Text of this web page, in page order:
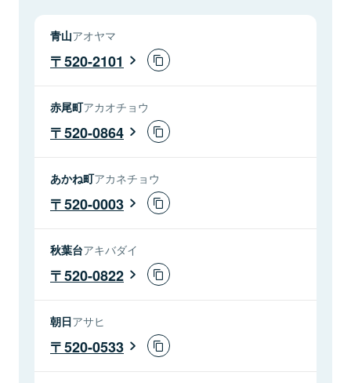
青山アオヤマ
520-2101
赤尾町アカオチョウ
520-0864
あかね町アカネチョウ
520-0003
秋葉台アキバダイ
520-0822
朝日アサヒ
520-0533